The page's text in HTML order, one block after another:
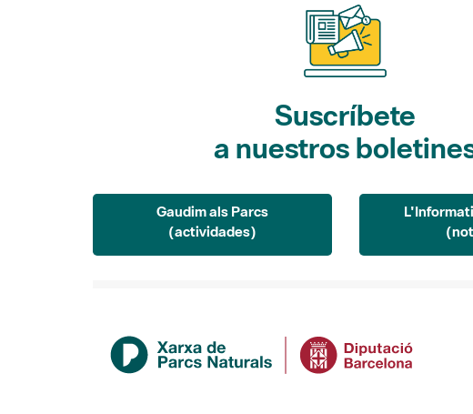
Suscríbete
a nuestros
Gaudim als Parcs
(actividades)